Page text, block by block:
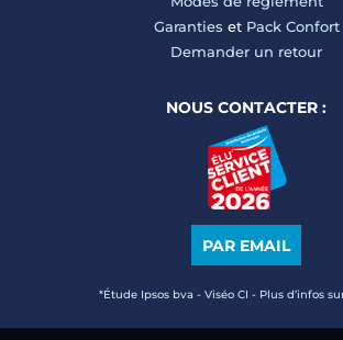
Garanties et Pack Confort
Demander un retour
NOUS CONTACTER :
PAR EMAIL
*Étude Ipsos bva - Viséo CI - Plus d’infos